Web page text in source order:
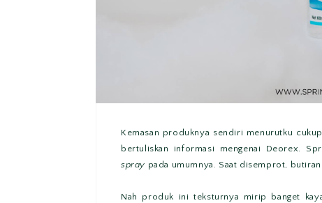
Kemasan produknya sendiri menurutku
bertuliskan informasi mengenai Deorex.
spray pada umumnya. Saat disemprot,
Nah produk ini teksturnya mirip banget